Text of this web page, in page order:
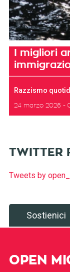
I migliori
Razzismo
24 marzo 2026
TWITTER
Tweets by
Sostienici
OPEN